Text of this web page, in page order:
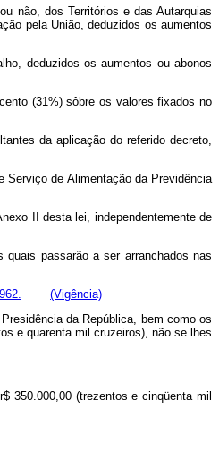
não, dos Territórios e das Autarquias
pela União, deduzidos os aumentos
deduzidos os aumentos ou abonos
(31%) sôbre os valores fixados no
da aplicação do referido decreto,
Serviço de Alimentação da Previdência
II desta lei, independentemente de
passarão a ser arranchados nas
(Vigência)
da República, bem como os
e quarenta mil cruzeiros), não se lhes
350.000,00 (trezentos e cinqüenta mil